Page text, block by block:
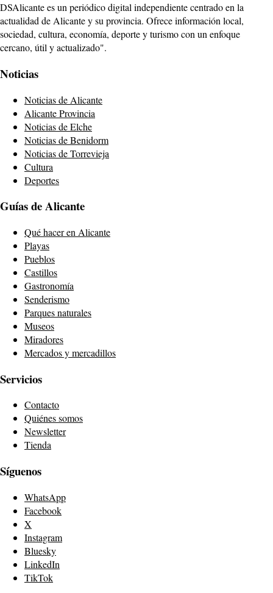
DSAlicante es un periódico digital independiente centrado en la
actualidad de Alicante y su provincia. Ofrece información local,
sociedad, cultura, economía, deporte y turismo con un enfoque
cercano, útil y actualizado".
Noticias
Noticias de Alicante
Alicante Provincia
Noticias de Elche
Noticias de Benidorm
Noticias de Torrevieja
Cultura
Deportes
Guías de Alicante
Qué hacer en Alicante
Playas
Pueblos
Castillos
Gastronomía
Senderismo
Parques naturales
Museos
Miradores
Mercados y mercadillos
Servicios
Contacto
Quiénes somos
Newsletter
Tienda
Síguenos
WhatsApp
Facebook
X
Instagram
Bluesky
LinkedIn
TikTok